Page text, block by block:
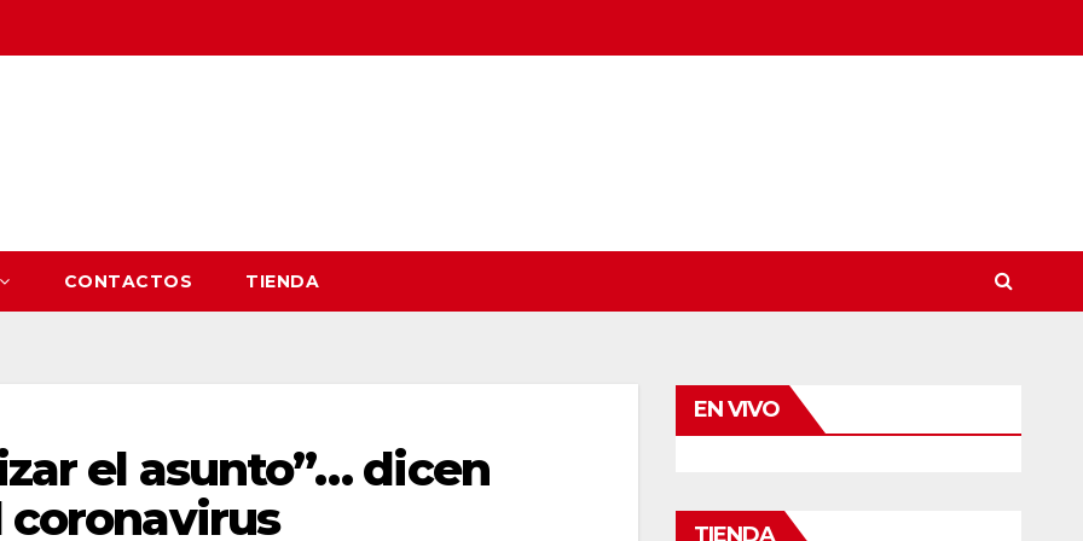
CONTACTOS TIENDA
el asunto”… dicen
coronavirus
EN VIVO
TIENDA